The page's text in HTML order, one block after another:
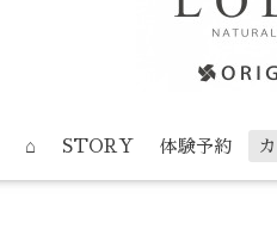
⌂ STORY 体験予約